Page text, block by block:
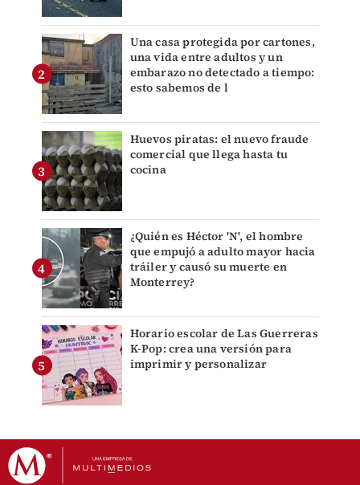
Una casa protegida por cartones,
una vida entre adultos y un
embarazo no detectado a tiempo:
esto sabemos de l
Huevos piratas: el nuevo fraude
comercial que llega hasta tu
cocina
¿Quién es Héctor 'N', el hombre
que empujó a adulto mayor hacia
tráiler y causó su muerte en
Monterrey?
Horario escolar de Las Guerreras
K-Pop: crea una versión para
imprimir y personalizar